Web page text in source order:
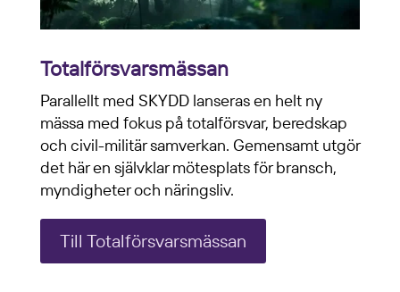
Totalförsvarsmässan
Parallellt med SKYDD lanseras en helt ny
mässa med fokus på totalförsvar, beredskap
och civil-militär samverkan. Gemensamt utgör
det här en självklar mötesplats för bransch,
myndigheter och näringsliv.
Till Totalförsvarsmässan